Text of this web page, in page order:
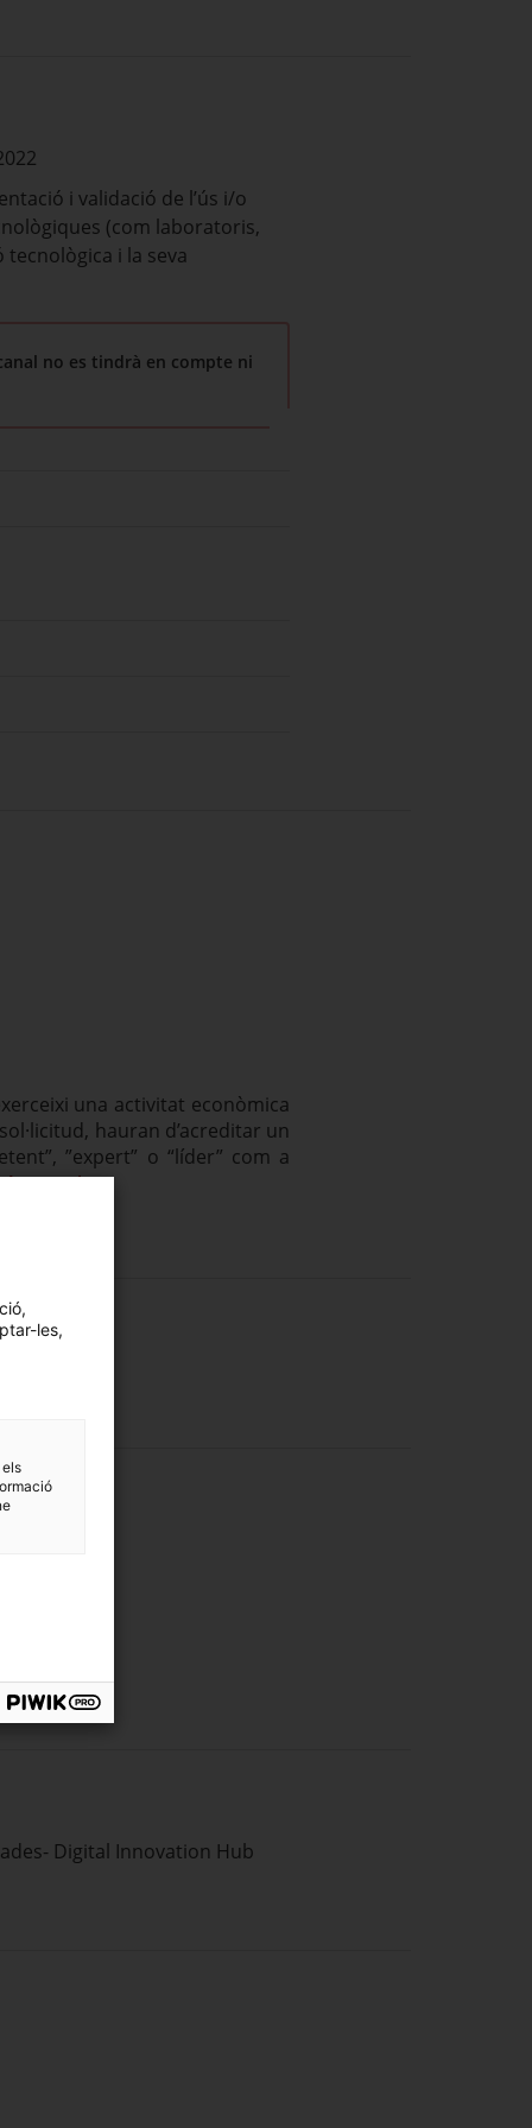
i validació de l’ús i/o
(com laboratoris,
i la seva
no es tindrà en compte ni
una activitat econòmica
hauran d’acreditar un
”expert” o “líder” com a
Digital Innovation Hub
les,